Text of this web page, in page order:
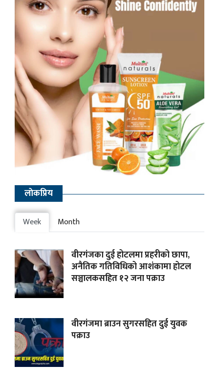
लाेकप्रिय
Week Month
वीरगंजका दुई होटलमा प्रहरीको छापा,
अनैतिक गतिविधिको आशंकामा होटल
सञ्चालकसहित १२ जना पक्राउ
वीरगंजमा ब्राउन सुगरसहित दुई युवक
पक्राउ